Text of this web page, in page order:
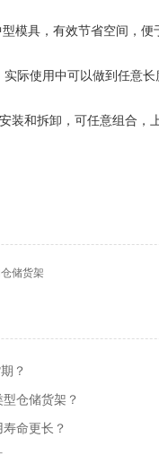
模具，有效节省空间，
际使用中可以做到任意
装和拆卸，可任意组合，
储货架
？
仓储货架？
命更长？